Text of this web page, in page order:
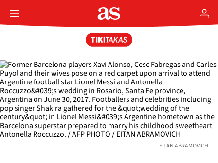
EITAN ABRAMOVICH